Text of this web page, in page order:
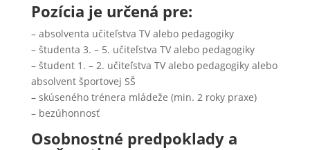
Pozícia je určená pre:
– absolventa učiteľstva TV alebo pedagogiky
– študenta 3. – 5. učiteľstva TV alebo pedagogiky
– študent 1. – 2. učiteľstva TV alebo pedagogiky alebo
absolvent športovej SŠ
– skúseného trénera mládeže (min. 2 roky praxe)
– bezúhonnosť
Osobnostné predpoklady a